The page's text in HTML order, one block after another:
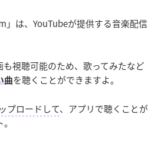
」は、YouTubeが提供する音楽配信
視聴可能のため、歌ってみたなど
曲を聴くことができますよ。
プロードして、アプリで聴くことが